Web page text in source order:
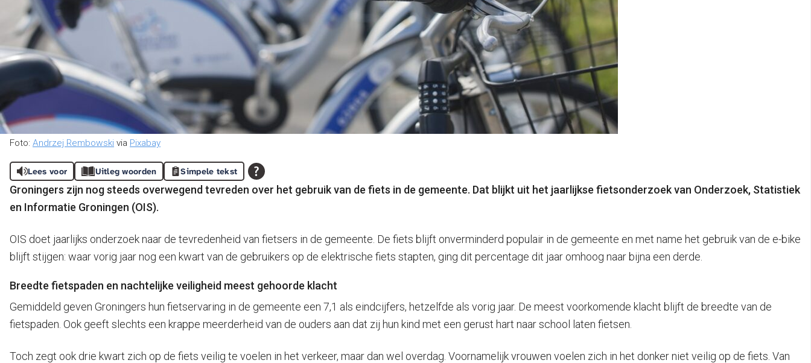
Foto: Andrzej Rembowski via Pixabay
Lees voor Uitleg woorden Simpele tekst
Groningers zijn nog steeds overwegend tevreden over het gebruik van de fiets in de gemeente. Dat blijkt uit het jaarlijkse fietsonderzoek van Onderzoek, Statistiek
en Informatie Groningen (OIS).
OIS doet jaarlijks onderzoek naar de tevredenheid van fietsers in de gemeente. De fiets blijft onverminderd populair in de gemeente en met name het gebruik van de e-bike
blijft stijgen: waar vorig jaar nog een kwart van de gebruikers op de elektrische fiets stapten, ging dit percentage dit jaar omhoog naar bijna een derde.
Breedte fietspaden en nachtelijke veiligheid meest gehoorde klacht
Gemiddeld geven Groningers hun fietservaring in de gemeente een 7,1 als eindcijfers, hetzelfde als vorig jaar. De meest voorkomende klacht blijft de breedte van de
fietspaden. Ook geeft slechts een krappe meerderheid van de ouders aan dat zij hun kind met een gerust hart naar school laten fietsen.
Toch zegt ook drie kwart zich op de fiets veilig te voelen in het verkeer, maar dan wel overdag. Voornamelijk vrouwen voelen zich in het donker niet veilig op de fiets. Van